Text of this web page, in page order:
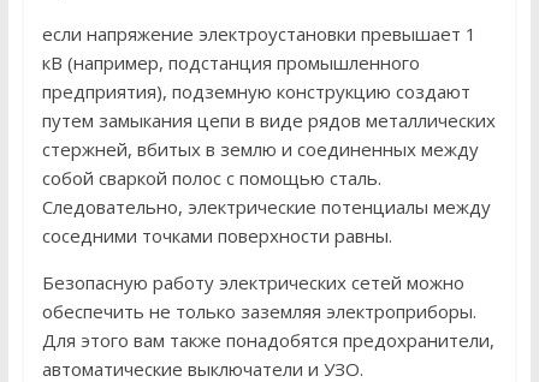
если напряжение электроустановки превышает 1
кВ (например, подстанция промышленного
предприятия), подземную конструкцию создают
путем замыкания цепи в виде рядов металлических
стержней, вбитых в землю и соединенных между
собой сваркой полос с помощью сталь.
Следовательно, электрические потенциалы между
соседними точками поверхности равны.
Безопасную работу электрических сетей можно
обеспечить не только заземляя электроприборы.
Для этого вам также понадобятся предохранители,
автоматические выключатели и УЗО.